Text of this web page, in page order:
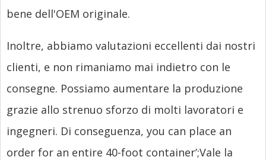
bene dell'OEM originale.
Inoltre, abbiamo valutazioni eccellenti dai nostri
clienti, e non rimaniamo mai indietro con le
consegne. Possiamo aumentare la produzione
grazie allo strenuo sforzo di molti lavoratori e
ingegneri. Di conseguenza, you can place an
order for an entire 40-foot container’;Vale la